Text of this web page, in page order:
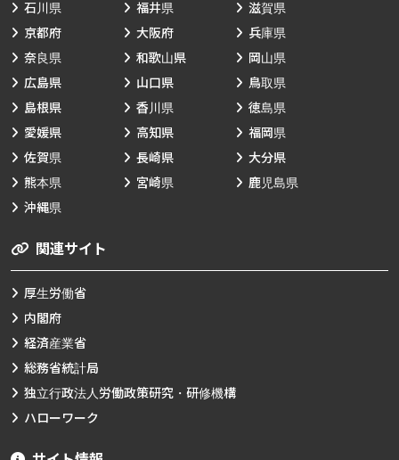
石川県
福井県
滋賀県
京都府
大阪府
兵庫県
奈良県
和歌山県
岡山県
広島県
山口県
鳥取県
島根県
香川県
徳島県
愛媛県
高知県
福岡県
佐賀県
長崎県
大分県
熊本県
宮崎県
鹿児島県
沖縄県
関連サイト
厚生労働省
内閣府
経済産業省
総務省統計局
独立行政法人労働政策研究・研修機構
ハローワーク